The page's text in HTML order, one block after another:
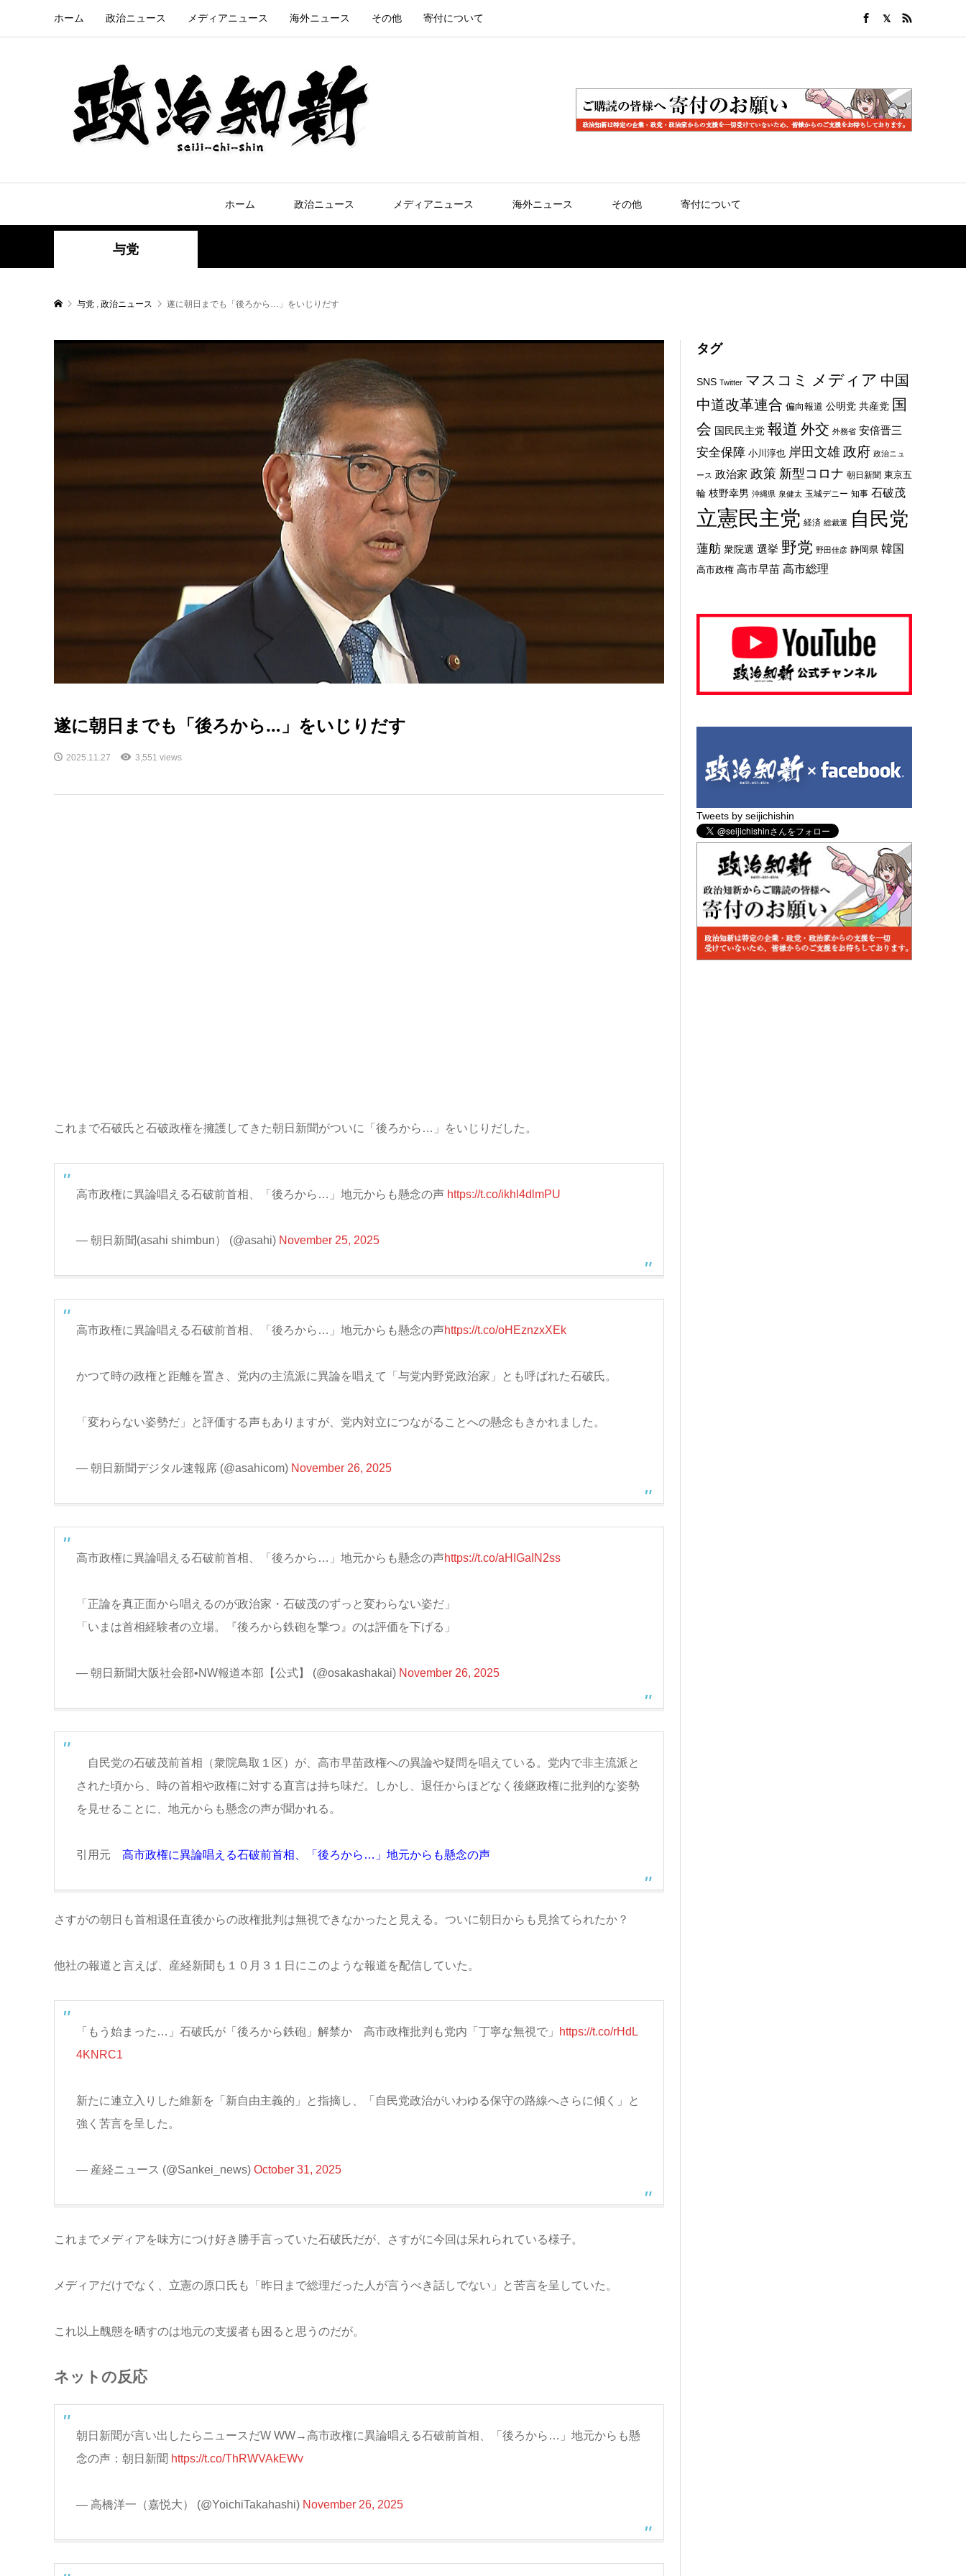
ホーム 政治ニュース メディアニュース 海外ニュース その他 寄付について
ホーム 政治ニュース メディアニュース 海外ニュース その他 寄付について
与党
与党 , 政治ニュース 遂に朝日までも「後ろから…」をいじりだす
遂に朝日までも「後ろから…」をいじりだす
2025.11.27 3,551 views
これまで石破氏と石破政権を擁護してきた朝日新聞がついに「後ろから…」をいじりだした。
高市政権に異論唱える石破前首相、「後ろから…」地元からも懸念の声 https://t.co/ikhl4dlmPU
— 朝日新聞(asahi shimbun） (@asahi) November 25, 2025
高市政権に異論唱える石破前首相、「後ろから…」地元からも懸念の声https://t.co/oHEznzxXEk
かつて時の政権と距離を置き、党内の主流派に異論を唱えて「与党内野党政治家」とも呼ばれた石破氏。
「変わらない姿勢だ」と評価する声もありますが、党内対立につながることへの懸念もきかれました。
— 朝日新聞デジタル速報席 (@asahicom) November 26, 2025
高市政権に異論唱える石破前首相、「後ろから…」地元からも懸念の声https://t.co/aHIGaIN2ss
「正論を真正面から唱えるのが政治家・石破茂のずっと変わらない姿だ」
「いまは首相経験者の立場。『後ろから鉄砲を撃つ』のは評価を下げる」
— 朝日新聞大阪社会部•NW報道本部【公式】 (@osakashakai) November 26, 2025
自民党の石破茂前首相（衆院鳥取１区）が、高市早苗政権への異論や疑問を唱えている。党内で非主流派と
された頃から、時の首相や政権に対する直言は持ち味だ。しかし、退任からほどなく後継政権に批判的な姿勢
を見せることに、地元からも懸念の声が聞かれる。
引用元 高市政権に異論唱える石破前首相、「後ろから…」地元からも懸念の声
さすがの朝日も首相退任直後からの政権批判は無視できなかったと見える。ついに朝日からも見捨てられたか？
他社の報道と言えば、産経新聞も１０月３１日にこのような報道を配信していた。
「もう始まった…」石破氏が「後ろから鉄砲」解禁か 高市政権批判も党内「丁寧な無視で」
https://t.co/rHdL
4KNRC1
新たに連立入りした維新を「新自由主義的」と指摘し、「自民党政治がいわゆる保守の路線へさらに傾く」と
強く苦言を呈した。
— 産経ニュース (@Sankei_news) October 31, 2025
これまでメディアを味方につけ好き勝手言っていた石破氏だが、さすがに今回は呆れられている様子。
メディアだけでなく、立憲の原口氏も「昨日まで総理だった人が言うべき話しでない」と苦言を呈していた。
これ以上醜態を晒すのは地元の支援者も困ると思うのだが。
ネットの反応
朝日新聞が言い出したらニュースだW WW→高市政権に異論唱える石破前首相、「後ろから…」地元からも懸
念の声：朝日新聞 https://t.co/ThRWVAkEWv
— 高橋洋一（嘉悦大） (@YoichiTakahashi) November 26, 2025
タグ
SNS Twitter マスコミ メディア 中国
中道改革連合 偏向報道 公明党 共産党 国
会 国民民主党 報道 外交 外務省 安倍晋三
安全保障 小川淳也 岸田文雄 政府 政治ニュ
ース 政治家 政策 新型コロナ 朝日新聞 東京五
輪 枝野幸男 沖縄県 泉健太 玉城デニー 知事 石破茂
立憲民主党 経済 総裁選 自民党
蓮舫 衆院選 選挙 野党 野田佳彦 静岡県 韓国
高市政権 高市早苗 高市総理
Tweets by seijichishin